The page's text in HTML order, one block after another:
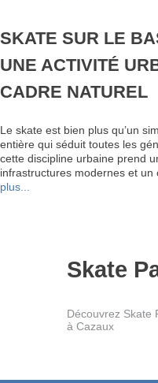
SKATE SUR LE
UNE ACTIVITÉ
CADRE NATUREL
Le skate est bien plus qu’un
entière qui séduit toutes les
cette discipline urbaine prend
infrastructures modernes et un
plus...
Skate
Découvrez Skate
à Cazaux